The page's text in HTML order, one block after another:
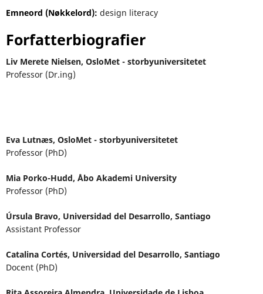
Emneord (Nøkkelord): design literacy
Forfatterbiografier
Liv Merete Nielsen, OsloMet - storbyuniversitetet
Professor (Dr.ing)
Eva Lutnæs, OsloMet - storbyuniversitetet
Professor (PhD)
Mia Porko-Hudd, Åbo Akademi University
Professor (PhD)
Úrsula Bravo, Universidad del Desarrollo, Santiago
Assistant Professor
Catalina Cortés, Universidad del Desarrollo, Santiago
Docent (PhD)